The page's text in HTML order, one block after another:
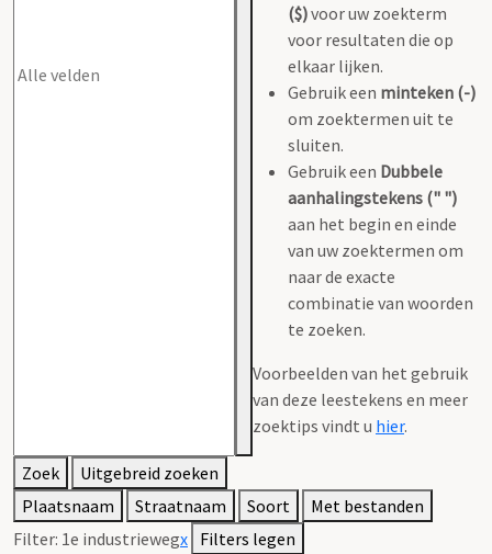
($)voor uw zoekterm
voor resultaten die op
elkaar lijken.
Gebruik een minteken (-)
om zoektermen uit te
sluiten.
Gebruik een Dubbele
aanhalingstekens (" ")
aan het begin en einde
van uw zoektermen om
naar de exacte
combinatie van woorden
te zoeken.
Voorbeelden van het gebruik
van deze leestekens en meer
zoektips vindt u hier.
Zoek
Uitgebreid zoeken
Plaatsnaam
Straatnaam Soort
Met bestanden
Filter: 1e industriewegx Filters legen